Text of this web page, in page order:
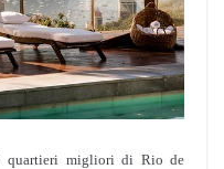
quartieri migliori di Rio de